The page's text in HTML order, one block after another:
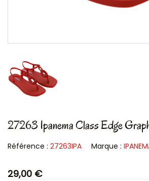
27263 Ipanema Class Edge
Référence : 27263IPA Marque :
29,00 €